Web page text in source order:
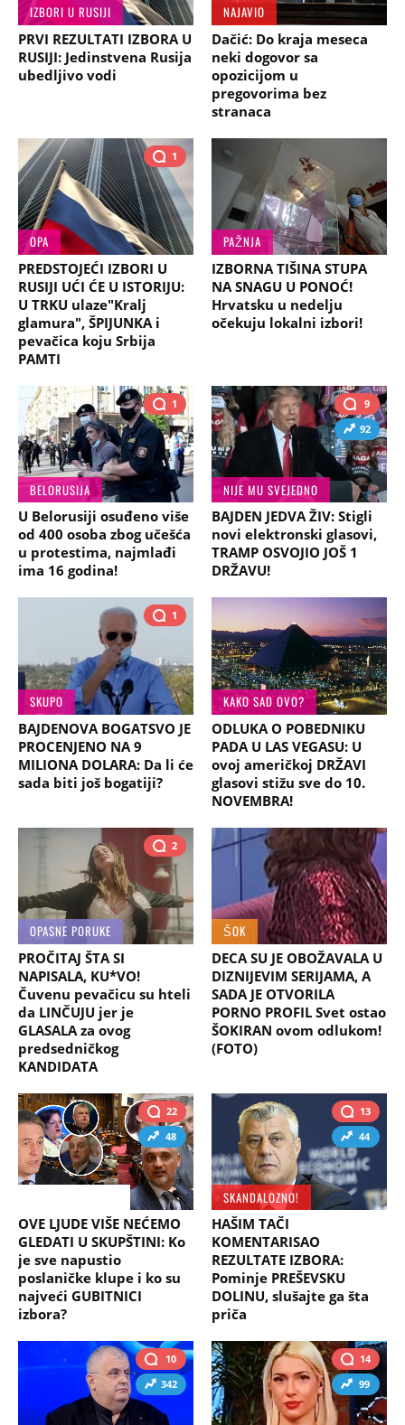
IZBORI U RUSIJI
PRVI REZULTATI IZBORA U
RUSIJI: Jedinstvena Rusija
ubedljivo vodi
NAJAVIO
Dačić: Do kraja meseca
neki dogovor sa
opozicijom u
pregovorima bez
stranaca
1
OPA
PREDSTOJEĆI IZBORI U
RUSIJI UĆI ĆE U ISTORIJU:
U TRKU ulaze"Kralj
glamura", ŠPIJUNKA i
pevačica koju Srbija
PAMTI
PAŽNJA
IZBORNA TIŠINA STUPA
NA SNAGU U PONOĆ!
Hrvatsku u nedelju
očekuju lokalni izbori!
1
BELORUSIJA
U Belorusiji osuđeno više
od 400 osoba zbog učešća
u protestima, najmlađi
ima 16 godina!
9
92
NIJE MU SVEJEDNO
BAJDEN JEDVA ŽIV: Stigli
novi elektronski glasovi,
TRAMP OSVOJIO JOŠ 1
DRŽAVU!
1
SKUPO
BAJDENOVA BOGATSVO JE
PROCENJENO NA 9
MILIONA DOLARA: Da li će
sada biti još bogatiji?
KAKO SAD OVO?
ODLUKA O POBEDNIKU
PADA U LAS VEGASU: U
ovoj američkoj DRŽAVI
glasovi stižu sve do 10.
NOVEMBRA!
2
OPASNE PORUKE
PROČITAJ ŠTA SI
NAPISALA, KU*VO!
Čuvenu pevačicu su hteli
da LINČUJU jer je
GLASALA za ovog
predsedničkog
KANDIDATA
ŠOK
DECA SU JE OBOŽAVALA U
DIZNIJEVIM SERIJAMA, A
SADA JE OTVORILA
PORNO PROFIL Svet ostao
ŠOKIRAN ovom odlukom!
(FOTO)
22
48
OVE LJUDE VIŠE NEĆEMO
GLEDATI U SKUPŠTINI: Ko
je sve napustio
poslaničke klupe i ko su
najveći GUBITNICI
izbora?
13
44
SKANDALOZNO!
HAŠIM TAČI
KOMENTARISAO
REZULTATE IZBORA:
Pominje PREŠEVSKU
DOLINU, slušajte ga šta
priča
10
342
14
99